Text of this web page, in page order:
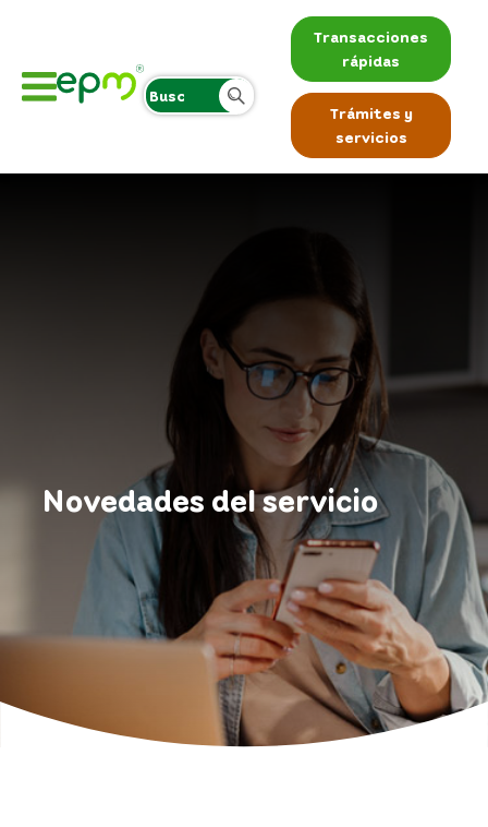
Transacciones
rápidas
Trámites y
servicios
Novedades del servicio